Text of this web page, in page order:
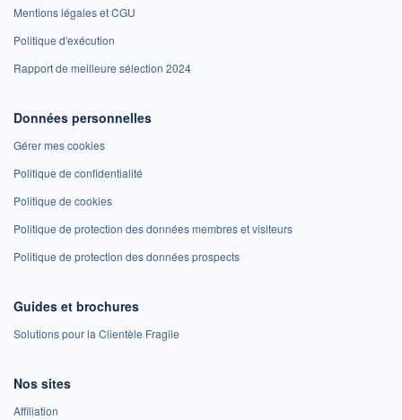
Mentions légales et CGU
Politique d'exécution
Rapport de meilleure sélection 2024
Données personnelles
Gérer mes cookies
Politique de confidentialité
Politique de cookies
Politique de protection des données membres et visiteurs
Politique de protection des données prospects
Guides et brochures
Solutions pour la Clientèle Fragile
Nos sites
Affiliation